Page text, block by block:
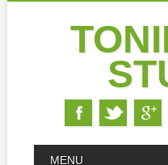
MAIN MENU
MENU